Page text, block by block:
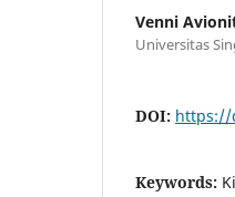
Venni
Universitas
DOI: https://
Keywords: